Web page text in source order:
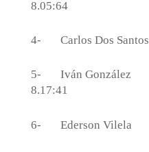
8.05:64
4- Carlos Dos Santos
5- Iván González
8.17:41
6- Ederson Vilela